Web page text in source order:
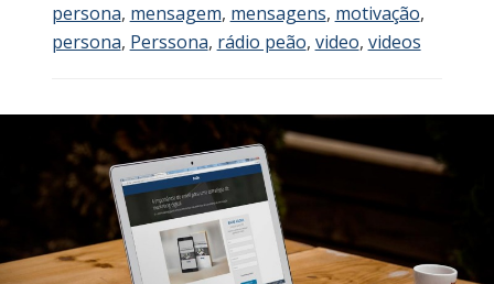
persona, mensagem, mensagens, motivação,
persona, Perssona, rádio peão, video, videos